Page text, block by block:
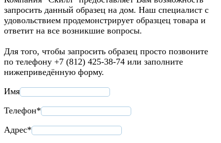
запросить данный образец на дом. Наш специалист с
удовольствием продемонстрирует образцец товара и
ответит на все возникшие вопросы.
Для того, чтобы запросить образец просто позвоните
по телефону +7 (812) 425-38-74 или заполните
нижеприведённую форму.
Имя
Телефон*
Адрес*